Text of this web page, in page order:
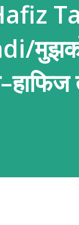
मुझको